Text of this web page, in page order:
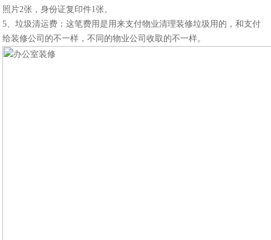
照片2张，身份证复印件1张。
5、垃圾清运费：这笔费用是用来支付物业清理装修垃圾用的，和支付
给装修公司的不一样，不同的物业公司收取的不一样。